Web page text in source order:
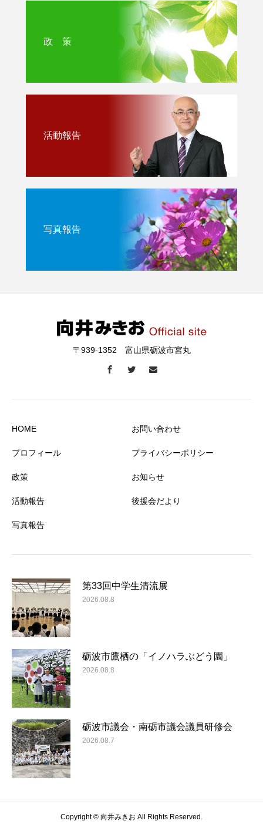
政 策
活動報告
写真報告
〒939-1352 富山県砺波市宮丸
HOME
プロフィール
政策
活動報告
写真報告
お問い合わせ
プライバシーポリシー
お知らせ
後援会だより
第33回中学生清流展
2026.08.8
砺波市鷹栖の「イノハラぶどう園」
2026.08.8
砺波市議会・南砺市議会議員研修会
2026.08.7
Copyright © 向井みきお All Rights Reserved.